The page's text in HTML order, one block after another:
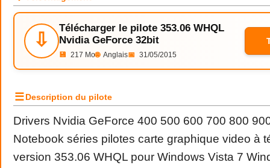
⇩
Télécharger le pilote 353.06 WHQL
Nvidia GeForce 32bit
💾 217 Mo🌐 Anglais📅 31/05/2015
☰Description du pilote
Drivers Nvidia GeForce 400 500 600 700 800
Notebook séries pilotes carte graphique video à
version 353.06 WHQL pour Windows Vista 7